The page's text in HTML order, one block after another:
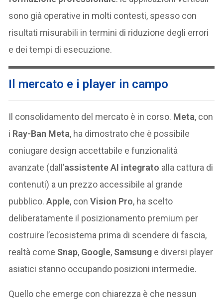
sono già operative in molti contesti, spesso con
risultati misurabili in termini di riduzione degli errori
e dei tempi di esecuzione.
Il mercato e i player in campo
Il consolidamento del mercato è in corso. Meta, con
i Ray-Ban Meta, ha dimostrato che è possibile
coniugare design accettabile e funzionalità
avanzate (dall’assistente AI integrato alla cattura di
contenuti) a un prezzo accessibile al grande
pubblico.Apple, conVision Pro, ha scelto
deliberatamente il posizionamento premium per
costruire l’ecosistema prima di scendere di fascia,
realtà come Snap, Google, Samsung e diversi player
asiatici stanno occupando posizioni intermedie.
Quello che emerge con chiarezza è che nessun